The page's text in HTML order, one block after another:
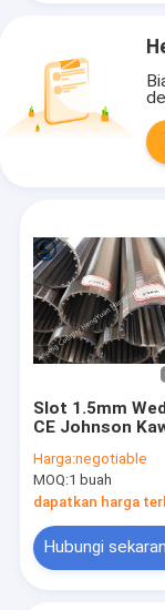
Slot 1.5mm
CE Johnson
304
Harga:negotiable
MOQ:1 buah
dapatkan harga
Hubungi